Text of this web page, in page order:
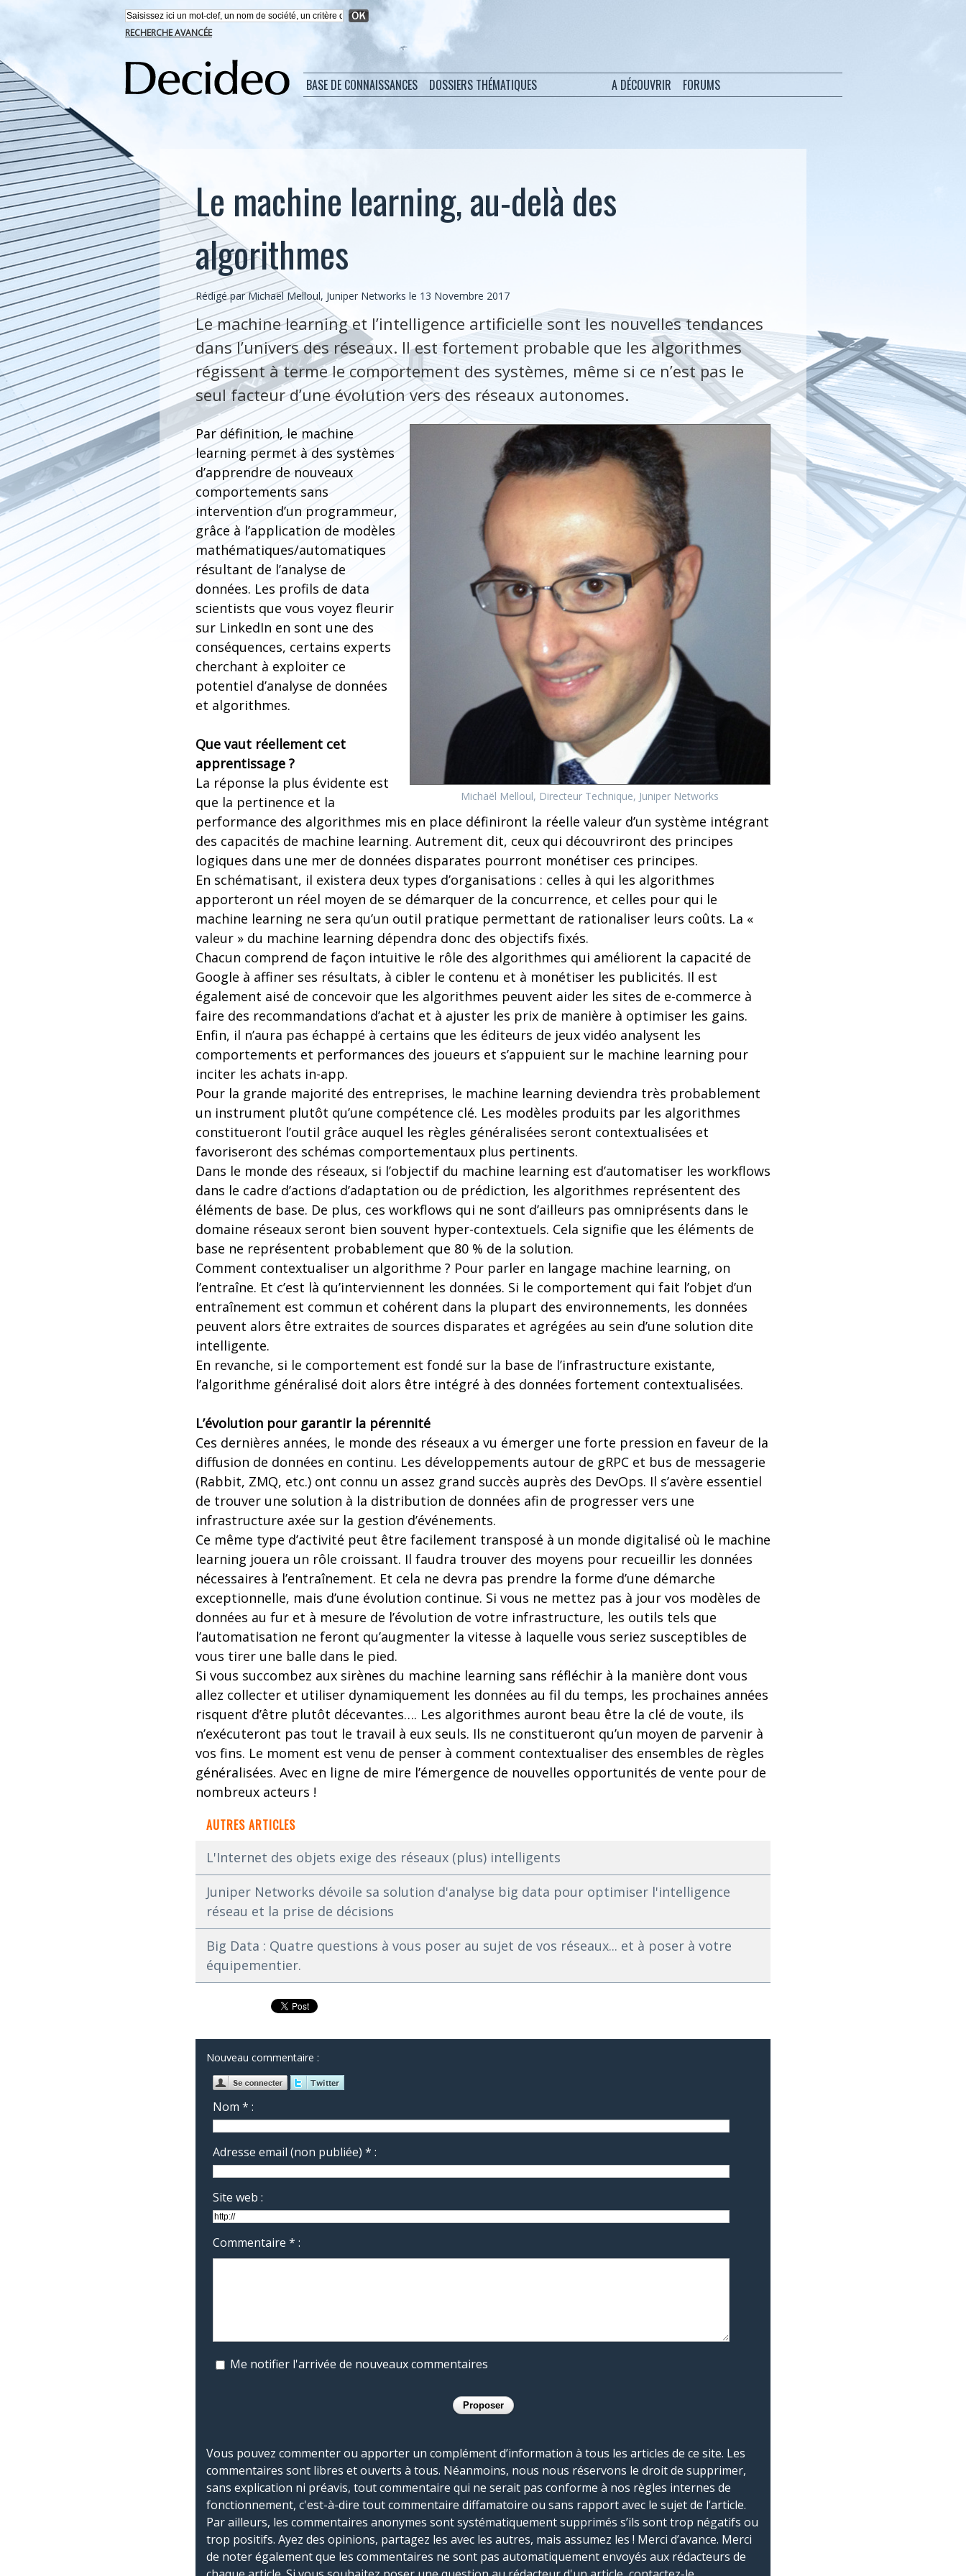
RECHERCHE AVANCÉE
BASE DE CONNAISSANCES DOSSIERS THÉMATIQUES A DÉCOUVRIR FORUMS
Le machine learning, au-delà des
algorithmes
Rédigé par Michaël Melloul, Juniper Networks le 13 Novembre 2017
Le machine learning et l’intelligence artificielle sont les nouvelles tendances
dans l’univers des réseaux. Il est fortement probable que les algorithmes
régissent à terme le comportement des systèmes, même si ce n’est pas le
seul facteur d’une évolution vers des réseaux autonomes.
Michaël Melloul, Directeur Technique, Juniper Networks
Par définition, le machine
learning permet à des systèmes
d’apprendre de nouveaux
comportements sans
intervention d’un programmeur,
grâce à l’application de modèles
mathématiques/automatiques
résultant de l’analyse de
données. Les profils de data
scientists que vous voyez fleurir
sur LinkedIn en sont une des
conséquences, certains experts
cherchant à exploiter ce
potentiel d’analyse de données
et algorithmes.
Que vaut réellement cet
apprentissage ?
La réponse la plus évidente est
que la pertinence et la
performance des algorithmes mis en place définiront la réelle valeur d’un système intégrant
des capacités de machine learning. Autrement dit, ceux qui découvriront des principes
logiques dans une mer de données disparates pourront monétiser ces principes.
En schématisant, il existera deux types d’organisations : celles à qui les algorithmes
apporteront un réel moyen de se démarquer de la concurrence, et celles pour qui le
machine learning ne sera qu’un outil pratique permettant de rationaliser leurs coûts. La «
valeur » du machine learning dépendra donc des objectifs fixés.
Chacun comprend de façon intuitive le rôle des algorithmes qui améliorent la capacité de
Google à affiner ses résultats, à cibler le contenu et à monétiser les publicités. Il est
également aisé de concevoir que les algorithmes peuvent aider les sites de e-commerce à
faire des recommandations d’achat et à ajuster les prix de manière à optimiser les gains.
Enfin, il n’aura pas échappé à certains que les éditeurs de jeux vidéo analysent les
comportements et performances des joueurs et s’appuient sur le machine learning pour
inciter les achats in-app.
Pour la grande majorité des entreprises, le machine learning deviendra très probablement
un instrument plutôt qu’une compétence clé. Les modèles produits par les algorithmes
constitueront l’outil grâce auquel les règles généralisées seront contextualisées et
favoriseront des schémas comportementaux plus pertinents.
Dans le monde des réseaux, si l’objectif du machine learning est d’automatiser les workflows
dans le cadre d’actions d’adaptation ou de prédiction, les algorithmes représentent des
éléments de base. De plus, ces workflows qui ne sont d’ailleurs pas omniprésents dans le
domaine réseaux seront bien souvent hyper-contextuels. Cela signifie que les éléments de
base ne représentent probablement que 80 % de la solution.
Comment contextualiser un algorithme ? Pour parler en langage machine learning, on
l’entraîne. Et c’est là qu’interviennent les données. Si le comportement qui fait l’objet d’un
entraînement est commun et cohérent dans la plupart des environnements, les données
peuvent alors être extraites de sources disparates et agrégées au sein d’une solution dite
intelligente.
En revanche, si le comportement est fondé sur la base de l’infrastructure existante,
l’algorithme généralisé doit alors être intégré à des données fortement contextualisées.
L’évolution pour garantir la pérennité
Ces dernières années, le monde des réseaux a vu émerger une forte pression en faveur de la
diffusion de données en continu. Les développements autour de gRPC et bus de messagerie
(Rabbit, ZMQ, etc.) ont connu un assez grand succès auprès des DevOps. Il s’avère essentiel
de trouver une solution à la distribution de données afin de progresser vers une
infrastructure axée sur la gestion d’événements.
Ce même type d’activité peut être facilement transposé à un monde digitalisé où le machine
learning jouera un rôle croissant. Il faudra trouver des moyens pour recueillir les données
nécessaires à l’entraînement. Et cela ne devra pas prendre la forme d’une démarche
exceptionnelle, mais d’une évolution continue. Si vous ne mettez pas à jour vos modèles de
données au fur et à mesure de l’évolution de votre infrastructure, les outils tels que
l’automatisation ne feront qu’augmenter la vitesse à laquelle vous seriez susceptibles de
vous tirer une balle dans le pied.
Si vous succombez aux sirènes du machine learning sans réfléchir à la manière dont vous
allez collecter et utiliser dynamiquement les données au fil du temps, les prochaines années
risquent d’être plutôt décevantes…. Les algorithmes auront beau être la clé de voute, ils
n’exécuteront pas tout le travail à eux seuls. Ils ne constitueront qu’un moyen de parvenir à
vos fins. Le moment est venu de penser à comment contextualiser des ensembles de règles
généralisées. Avec en ligne de mire l’émergence de nouvelles opportunités de vente pour de
nombreux acteurs !
AUTRES ARTICLES
L'Internet des objets exige des réseaux (plus) intelligents
Juniper Networks dévoile sa solution d'analyse big data pour optimiser l'intelligence
réseau et la prise de décisions
Big Data : Quatre questions à vous poser au sujet de vos réseaux... et à poser à votre
équipementier.
Nouveau commentaire :
Nom * :
Adresse email (non publiée) * :
Site web :
Commentaire * :
Me notifier l'arrivée de nouveaux commentaires
Vous pouvez commenter ou apporter un complément d’information à tous les articles de ce site. Les
commentaires sont libres et ouverts à tous. Néanmoins, nous nous réservons le droit de supprimer,
sans explication ni préavis, tout commentaire qui ne serait pas conforme à nos règles internes de
fonctionnement, c'est-à-dire tout commentaire diffamatoire ou sans rapport avec le sujet de l’article.
Par ailleurs, les commentaires anonymes sont systématiquement supprimés s’ils sont trop négatifs ou
trop positifs. Ayez des opinions, partagez les avec les autres, mais assumez les ! Merci d’avance. Merci
de noter également que les commentaires ne sont pas automatiquement envoyés aux rédacteurs de